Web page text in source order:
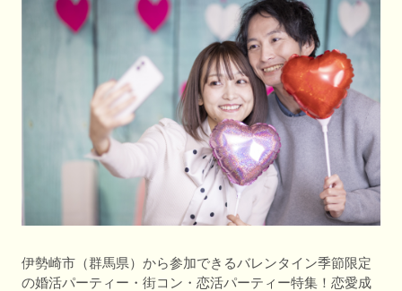
伊勢崎市（群馬県）から参加できるバレンタイン季節限定
の婚活パーティー・街コン・恋活パーティー特集！恋愛成